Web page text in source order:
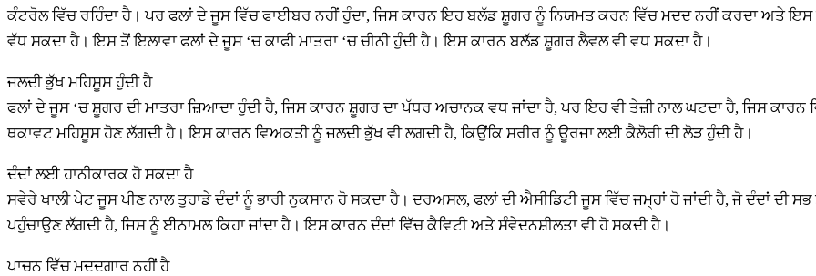
ਕੰਟਰੋਲ ਵਿੱਚ ਰਹਿੰਦਾ ਹੈ। ਪਰ ਫਲਾਂ ਦੇ ਜੂਸ ਵਿੱਚ ਫਾਈਬਰ ਨਹੀਂ ਹੁੰਦਾ, ਜਿਸ ਕਾਰਨ ਇਹ ਬਲੱਡ ਸ਼ੂਗਰ ਨੂੰ ਨਿਯਮਤ ਕਰਨ ਵਿੱਚ ਮਦਦ ਨਹੀਂ ਕਰਦਾ ਅਤੇ
ਵੱਧ ਸਕਦਾ ਹੈ। ਇਸ ਤੋਂ ਇਲਾਵਾ ਫਲਾਂ ਦੇ ਜੂਸ ‘ਚ ਕਾਫੀ ਮਾਤਰਾ ‘ਚ ਚੀਨੀ ਹੁੰਦੀ ਹੈ। ਇਸ ਕਾਰਨ ਬਲੱਡ ਸ਼ੂਗਰ ਲੈਵਲ ਵੀ ਵਧ ਸਕਦਾ ਹੈ।
ਜਲਦੀ ਭੁੱਖ ਮਹਿਸੂਸ ਹੁੰਦੀ ਹੈ
ਫਲਾਂ ਦੇ ਜੂਸ ‘ਚ ਸ਼ੂਗਰ ਦੀ ਮਾਤਰਾ ਜ਼ਿਆਦਾ ਹੁੰਦੀ ਹੈ, ਜਿਸ ਕਾਰਨ ਸ਼ੂਗਰ ਦਾ ਪੱਧਰ ਅਚਾਨਕ ਵਧ ਜਾਂਦਾ ਹੈ, ਪਰ ਇਹ ਵੀ ਤੇਜ਼ੀ ਨਾਲ ਘਟਦਾ ਹੈ, ਜਿਸ
ਥਕਾਵਟ ਮਹਿਸੂਸ ਹੋਣ ਲੱਗਦੀ ਹੈ। ਇਸ ਕਾਰਨ ਵਿਅਕਤੀ ਨੂੰ ਜਲਦੀ ਭੁੱਖ ਵੀ ਲਗਦੀ ਹੈ, ਕਿਉਂਕਿ ਸਰੀਰ ਨੂੰ ਊਰਜਾ ਲਈ ਕੈਲੋਰੀ ਦੀ ਲੋੜ ਹੁੰਦੀ ਹੈ।
ਦੰਦਾਂ ਲਈ ਹਾਨੀਕਾਰਕ ਹੋ ਸਕਦਾ ਹੈ
ਸਵੇਰੇ ਖਾਲੀ ਪੇਟ ਜੂਸ ਪੀਣ ਨਾਲ ਤੁਹਾਡੇ ਦੰਦਾਂ ਨੂੰ ਭਾਰੀ ਨੁਕਸਾਨ ਹੋ ਸਕਦਾ ਹੈ। ਦਰਅਸਲ, ਫਲਾਂ ਦੀ ਐਸੀਡਿਟੀ ਜੂਸ ਵਿੱਚ ਜਮ੍ਹਾਂ ਹੋ ਜਾਂਦੀ ਹੈ, ਜੋ ਦੰਦਾਂ ਦੀ
ਪਹੁੰਚਾਉਣ ਲੱਗਦੀ ਹੈ, ਜਿਸ ਨੂੰ ਈਨਾਮਲ ਕਿਹਾ ਜਾਂਦਾ ਹੈ। ਇਸ ਕਾਰਨ ਦੰਦਾਂ ਵਿੱਚ ਕੈਵਿਟੀ ਅਤੇ ਸੰਵੇਦਨਸ਼ੀਲਤਾ ਵੀ ਹੋ ਸਕਦੀ ਹੈ।
ਪਾਚਨ ਵਿੱਚ ਮਦਦਗਾਰ ਨਹੀਂ ਹੈ